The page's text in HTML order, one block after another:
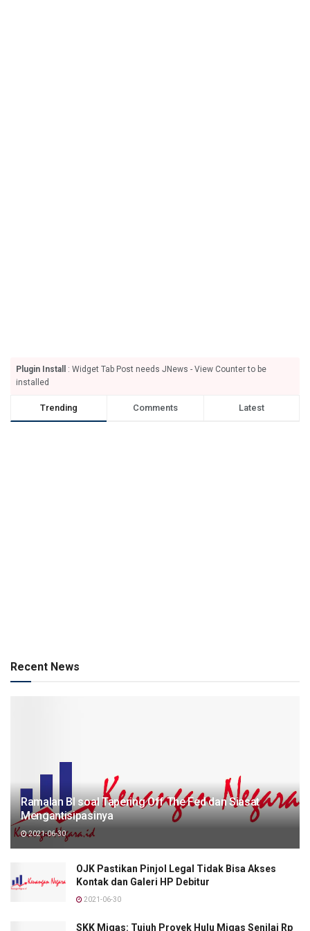
Plugin Install
: Widget Tab Post needs JNews - View Counter to be
installed
Trending Comments Latest
Recent News
Ramalan BI soal Tapering Off The Fed dan Siasat
Mengantisipasinya
2021-06-30
OJK Pastikan Pinjol Legal Tidak Bisa Akses
Kontak dan Galeri HP Debitur
2021-06-30
SKK Migas: Tujuh Proyek Hulu Migas Senilai Rp